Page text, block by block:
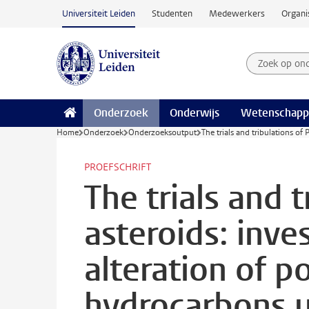
Ga naar hoofdinhoud
Universiteit Leiden Studenten Medewerkers
Zoek op
Zoekterm
Onderzoek Onderwijs
Home Onderzoek Onderzoeksoutput The trials and tribulations of
PROEFSCHRIFT
The trials and
asteroids:
alteration of